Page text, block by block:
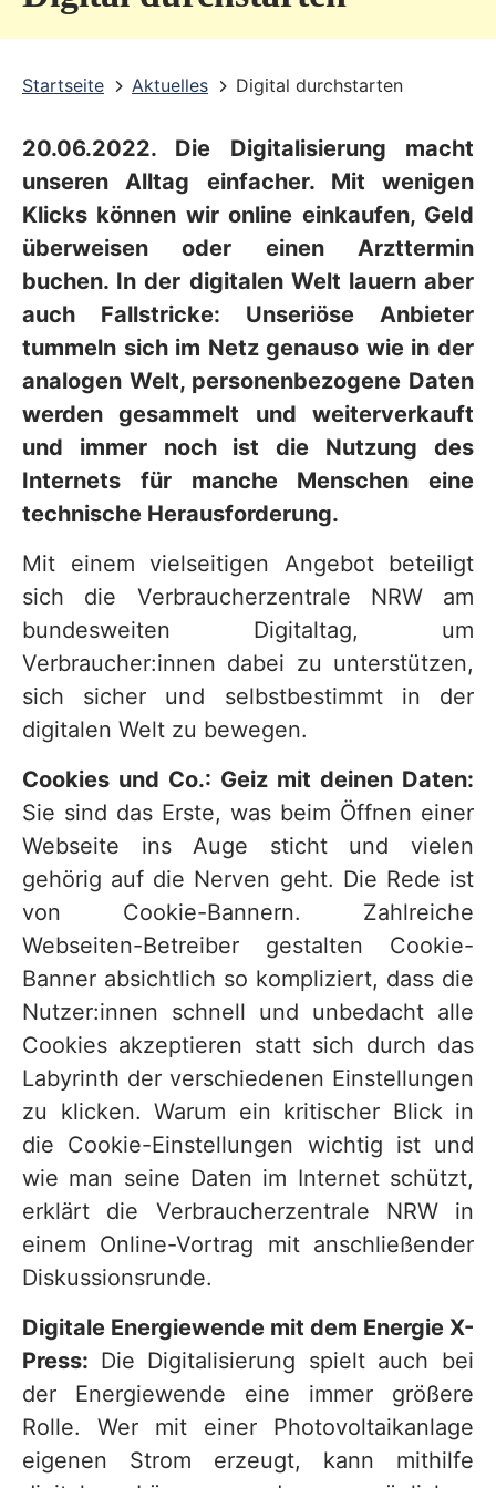
Startseite Aktuelles Digital durchstarten
20.06.2022. Die Digitalisierung macht
unseren Alltag einfacher. Mit wenigen
Klicks können wir online einkaufen, Geld
überweisen oder einen Arzttermin
buchen. In der digitalen Welt lauern aber
auch Fallstricke: Unseriöse Anbieter
tummeln sich im Netz genauso wie in der
analogen Welt, personenbezogene Daten
werden gesammelt und weiterverkauft
und immer noch ist die Nutzung des
Internets für manche Menschen eine
technische Herausforderung.
Mit einem vielseitigen Angebot beteiligt
sich die Verbraucherzentrale NRW am
bundesweiten Digitaltag, um
Verbraucher:innen dabei zu unterstützen,
sich sicher und selbstbestimmt in der
digitalen Welt zu bewegen.
Cookies und Co.: Geiz mit deinen Daten:
Sie sind das Erste, was beim Öffnen einer
Webseite ins Auge sticht und vielen
gehörig auf die Nerven geht. Die Rede ist
von Cookie-Bannern. Zahlreiche
Webseiten-Betreiber gestalten Cookie-
Banner absichtlich so kompliziert, dass die
Nutzer:innen schnell und unbedacht alle
Cookies akzeptieren statt sich durch das
Labyrinth der verschiedenen Einstellungen
zu klicken. Warum ein kritischer Blick in
die Cookie-Einstellungen wichtig ist und
wie man seine Daten im Internet schützt,
erklärt die Verbraucherzentrale NRW in
einem Online-Vortrag mit anschließender
Diskussionsrunde.
Digitale Energiewende mit dem Energie X-
Press: Die Digitalisierung spielt auch bei
der Energiewende eine immer größere
Rolle. Wer mit einer Photovoltaikanlage
eigenen Strom erzeugt, kann mithilfe
v